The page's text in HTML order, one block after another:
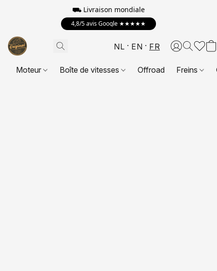
⛟ Livraison mondiale
4,8/5 avis Google ★★★★★
NL EN FR
Moteur Boîte de vitesses Offroad Freins